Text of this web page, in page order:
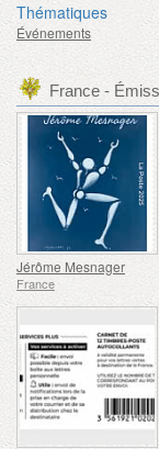
Thématiques
Événements
France -
Jérôme Mesnager
France